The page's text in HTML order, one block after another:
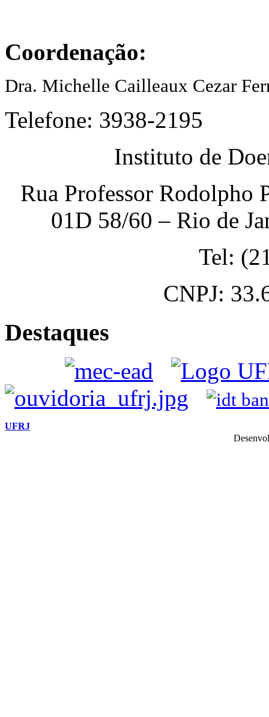
Coordenação:
Dra. Michelle Cailleaux Cezar
Telefone: 3938-2195
Instituto de
Rua Professor Rodolpho
01D 58/60 – Rio de
Tel:
CNPJ:
Destaques
UFRJ